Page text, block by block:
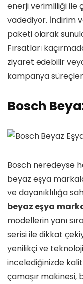
enerji verimliliği ile
vadediyor. İndirim
paketi olarak
Fırsatları
ziyaret edebilir
kampanya
Bosch
Bosch neredeyse
beyaz eşya
ve dayanıklılığa
beyaz eşya
modellerin yanı
serisi ile dikkat
yenilikçi ve
incelediğinizde
çamaşır makinesi,